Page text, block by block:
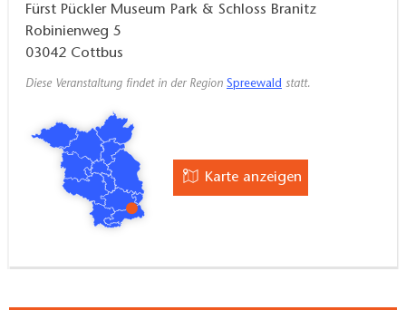
Fürst Pückler Museum Park & Schloss Branitz
Robinienweg 5
03042 Cottbus
Diese Veranstaltung findet in der Region Spreewald statt.
Karte anzeigen